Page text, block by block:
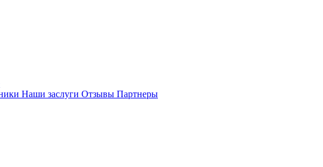
Наши заслуги Отзывы Партнеры